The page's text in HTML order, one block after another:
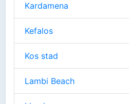
Kardamena
Kefalos
Kos stad
Lambi Beach